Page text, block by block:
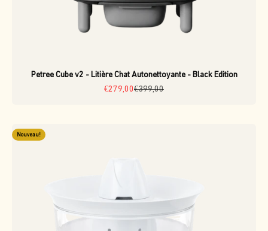
Petree Cube v2 - Litière Chat Autonettoyante - Black Edition
Prix de vente
€279,00Prix normal
€399,00
Nouveau!